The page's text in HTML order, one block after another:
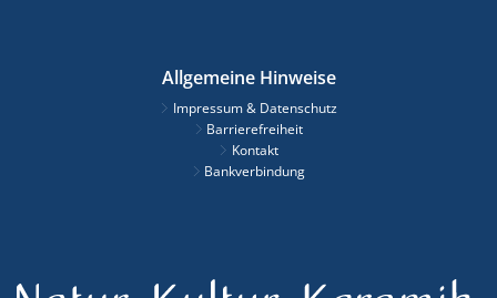
Allgemeine Hinweise
Impressum & Datenschutz
Barrierefreiheit
Kontakt
Bankverbindung